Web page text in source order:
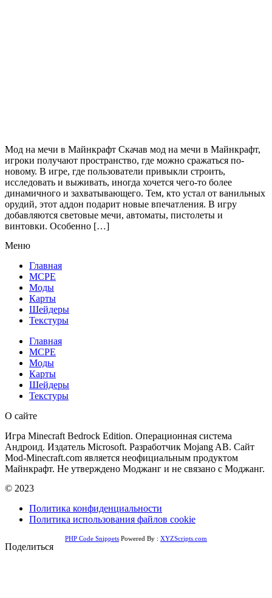
Мод на мечи в Майнкрафт Скачав мод на мечи в Майнкрафт,
игроки получают пространство, где можно сражаться по-
новому. В игре, где пользователи привыкли строить,
исследовать и выживать, иногда хочется чего-то более
динамичного и захватывающего. Тем, кто устал от ванильных
орудий, этот аддон подарит новые впечатления. В игру
добавляются световые мечи, автоматы, пистолеты и
винтовки. Особенно […]
Меню
Главная
MCPE
Моды
Карты
Шейдеры
Текстуры
Главная
MCPE
Моды
Карты
Шейдеры
Текстуры
О сайте
Игра Minecraft Bedrock Edition. Операционная система
Андроид. Издатель Microsoft. Разработчик Mojang AB. Сайт
Mod-Minecraft.com является неофициальным продуктом
Майнкрафт. Не утверждено Моджанг и не связано с Моджанг.
© 2023
Политика конфиденциальности
Политика использования файлов cookie
PHP Code Snippets Powered By : XYZScripts.com
Поделиться